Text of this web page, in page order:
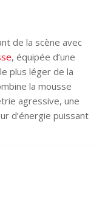
de la scène avec
, équipée d’une
plus léger de la
la mousse
agressive, une
d’énergie puissant